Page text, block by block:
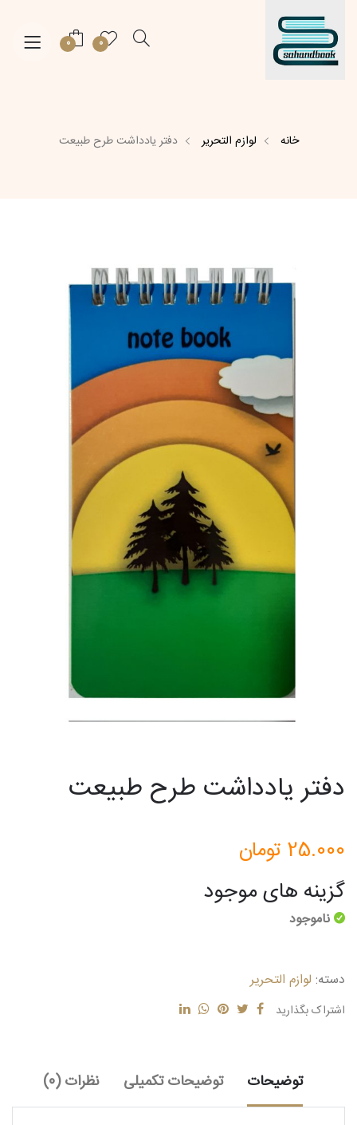
0
0
خانه لوازم التحریر دفتر یادداشت طرح طبیعت
دفتر یادداشت طرح طبیعت
25.000 تومان
گزینه های موجود
ناموجود
دسته: لوازم التحریر
اشتراک بگذارید
توضیحات توضیحات تکمیلی نظرات (0)